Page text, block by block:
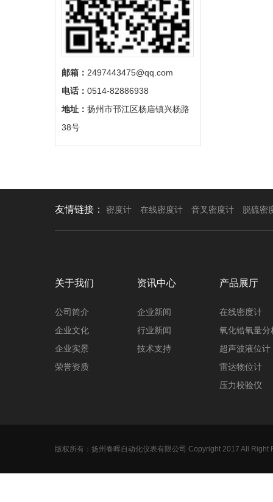
邮箱： 2497443475@qq.com
电话： 0514-82886938
地址： 扬州市邗江区杨庙镇兴杨路
38号
友情链接： 密度计 在线密度计 音叉密度计 脱硫密
关于我们
公司简介
企业文化
企业实景
荣誉资质
资讯中心
企业新闻
行业新闻
技术支持
产品展厅
在线密度计
氧化锆氧量分
超声波液位计
雷达物位计
压力校验仪
磁翻板液位计
版权所有：扬州春晖自动化仪表有限公司 Copyright 2017 All Right